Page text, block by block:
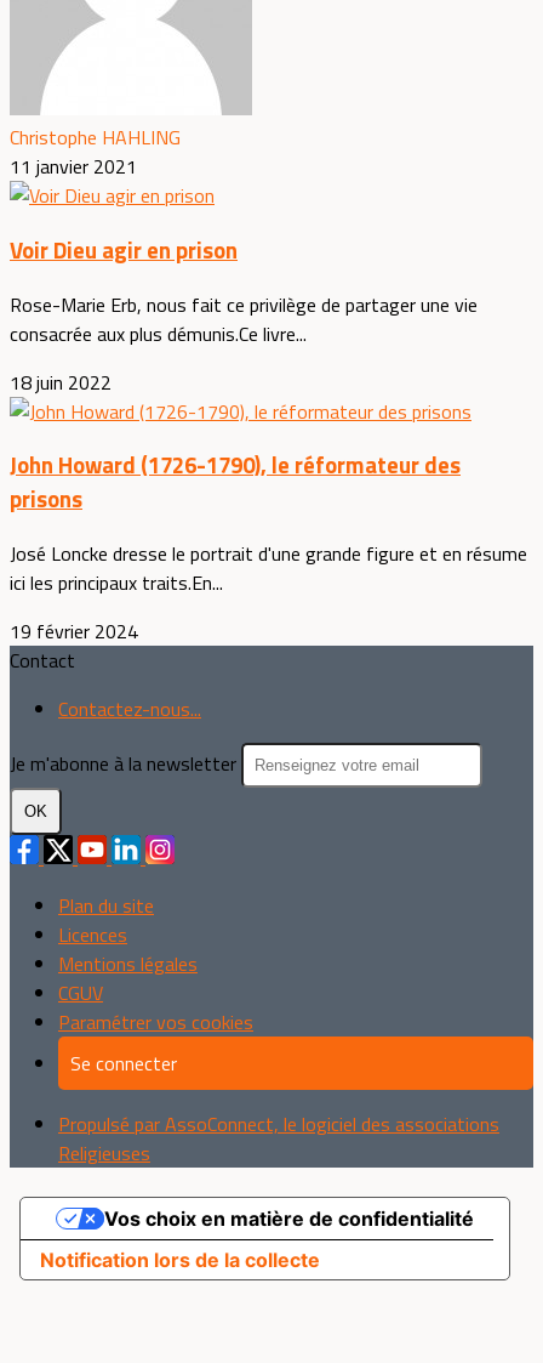
Christophe HAHLING
11 janvier 2021
Voir Dieu agir en prison
Rose-Marie Erb, nous fait ce privilège de partager une vie
consacrée aux plus démunis.Ce livre...
18 juin 2022
John Howard (1726-1790), le réformateur des
prisons
José Loncke dresse le portrait d'une grande figure et en résume
ici les principaux traits.En...
19 février 2024
Contact
Contactez-nous...
Je m'abonne à la newsletter
OK
Plan du site
Licences
Mentions légales
CGUV
Paramétrer vos cookies
Se connecter
Propulsé par AssoConnect, le logiciel des associations
Religieuses
Notification lors de la collecte
Vos choix en matière de confidentialité